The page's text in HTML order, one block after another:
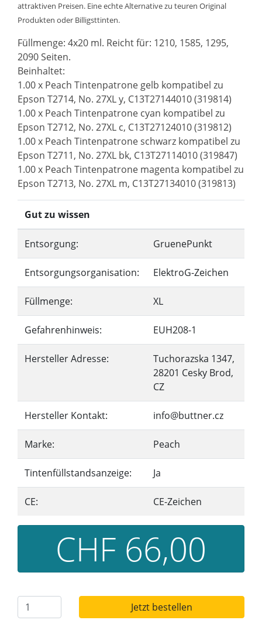
attraktiven Preisen. Eine echte Alternative zu teuren Original
Produkten oder Billigsttinten.
Füllmenge: 4x20 ml. Reicht für: 1210, 1585, 1295,
2090 Seiten.
Beinhaltet:
1.00 x Peach Tintenpatrone gelb kompatibel zu
Epson T2714, No. 27XL y, C13T27144010 (319814)
1.00 x Peach Tintenpatrone cyan kompatibel zu
Epson T2712, No. 27XL c, C13T27124010 (319812)
1.00 x Peach Tintenpatrone schwarz kompatibel zu
Epson T2711, No. 27XL bk, C13T27114010 (319847)
1.00 x Peach Tintenpatrone magenta kompatibel zu
Epson T2713, No. 27XL m, C13T27134010 (319813)
Gut zu wissen
Entsorgung: GruenePunkt
Entsorgungsorganisation: ElektroG-Zeichen
Füllmenge: XL
Gefahrenhinweis: EUH208-1
Hersteller Adresse:
Tuchorazska 1347,
28201 Cesky Brod,
CZ
Hersteller Kontakt: info@buttner.cz
Marke: Peach
Tintenfüllstandsanzeige: Ja
CE: CE-Zeichen
CHF 66,00
Jetzt bestellen